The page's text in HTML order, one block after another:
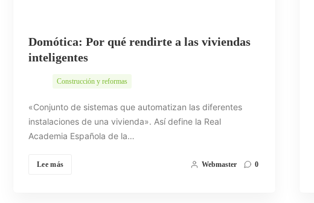
Domótica: Por qué rendirte a las viviendas
inteligentes
Construcción y reformas
«Conjunto de sistemas que automatizan las diferentes
instalaciones de una vivienda». Así define la Real
Academia Española de la…
Lee más Webmaster 0